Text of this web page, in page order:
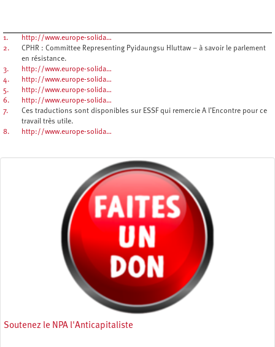
1.
http://www.europe-solida…
2.
CPHR : Committee Representing Pyidaungsu Hluttaw – à savoir le parlement
en résistance.
3.
http://www.europe-solida…
4.
http://www.europe-solida…
5.
http://www.europe-solida…
6.
http://www.europe-solida…
7.
Ces traductions sont disponibles sur ESSF qui remercie A l’Encontre pour ce
travail très utile.
8.
http://www.europe-solida…
Soutenez le NPA l'Anticapitaliste